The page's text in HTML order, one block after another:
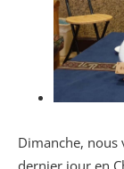
Dimanche, nous
dernier jour en